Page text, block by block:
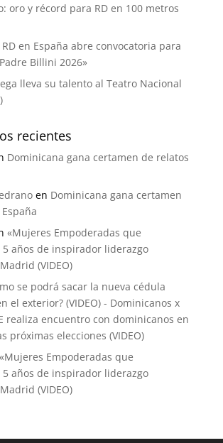
oro y récord para RD en 100 metros
en España abre convocatoria para
Billini 2026»
lleva su talento al Teatro Nacional
recientes
Dominicana gana certamen de relatos
en Dominicana gana certamen
«Mujeres Empoderadas que
5 años de inspirador liderazgo
(VIDEO)
se podrá sacar la nueva cédula
el exterior? (VIDEO) - Dominicanos x
realiza encuentro con dominicanos en
próximas elecciones (VIDEO)
«Mujeres Empoderadas que
5 años de inspirador liderazgo
(VIDEO)